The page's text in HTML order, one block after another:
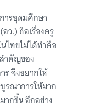
ารอุดมศึกษา
ว.) คือเรื่องครู
ไทยไม่ได้ทำคือ
ำคัญของ
ร จึงอยากให้
รณาการให้มาก
ากขึ้น อีกอย่าง